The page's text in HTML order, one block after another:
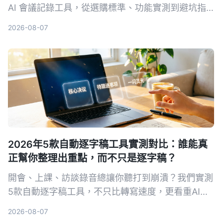
AI 會議記錄工具，從選購標準、功能實測到避坑指
可體驗。
2026-08-07
2026年5款自動逐字稿工具實測對比：誰能真
正幫你整理出重點，而不只是逐字稿？
開會、上課、訪談錄音總讓你聽打到崩潰？我們實測
5款自動逐字稿工具，不只比轉寫速度，更看重AI整
2026-08-07